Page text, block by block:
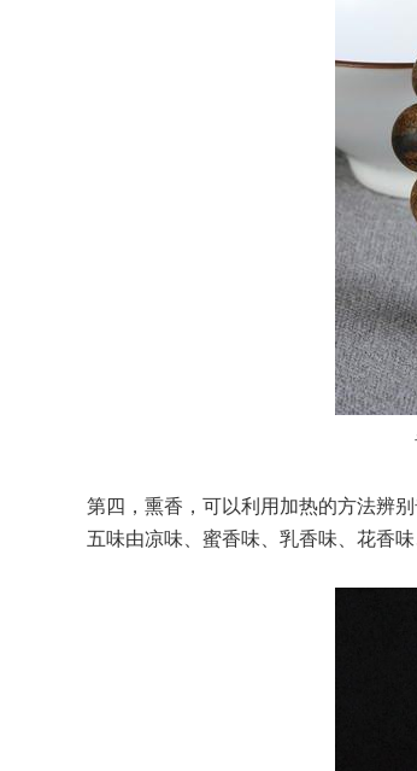
第四，熏香，可以利用加热的方法辨
五味由凉味、蜜香味、乳香味、花香味